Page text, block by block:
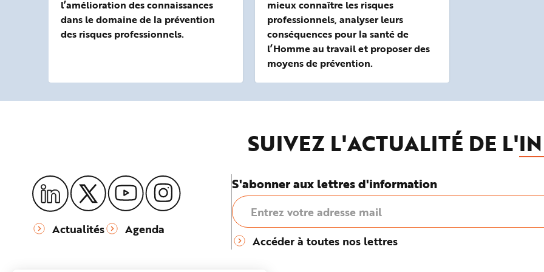
l’amélioration des connaissances
dans le domaine de la prévention
des risques professionnels.
mieux connaître les risques
professionnels, analyser leurs
conséquences pour la santé de
l’Homme au travail et proposer des
moyens de prévention.
SUIVEZ L'ACTUALITÉ DE L'
Actualités Agenda
S'abonner aux lettres d'information
Accéder à toutes nos lettres